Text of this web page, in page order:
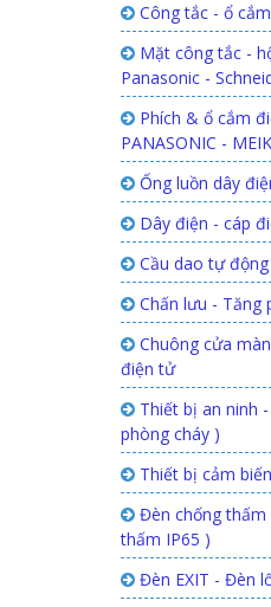
Công tắc - ổ
Mặt công tắc -
Panasonic -
Phích & ổ cắm
PANASONIC -
Ống luồn dây
Dây điện - cáp
Cầu dao tự động
Chấn lưu - Tăng
Chuông cửa
điện tử
Thiết bị an ninh
phòng cháy )
Thiết bị cảm
Đèn chống
thấm IP65 )
Đèn EXIT - Đèn